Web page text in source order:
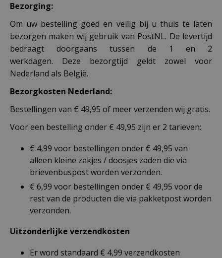
Bezorging:
Om uw bestelling goed en veilig bij u thuis te laten
bezorgen maken wij gebruik van PostNL. De levertijd
bedraagt doorgaans tussen de 1 en 2
werkdagen. Deze bezorgtijd geldt zowel voor
Nederland als België.
Bezorgkosten Nederland:
Bestellingen van € 49,95 of meer verzenden wij gratis.
Voor een bestelling onder € 49,95 zijn er 2 tarieven:
€ 4,99 voor bestellingen onder € 49,95 van
alleen kleine zakjes / doosjes zaden die via
brievenbuspost worden verzonden.
€ 6,99 voor bestellingen onder € 49,95 voor de
rest van de producten die via pakketpost worden
verzonden.
Uitzonderlijke verzendkosten
Er word standaard € 4,99 verzendkosten